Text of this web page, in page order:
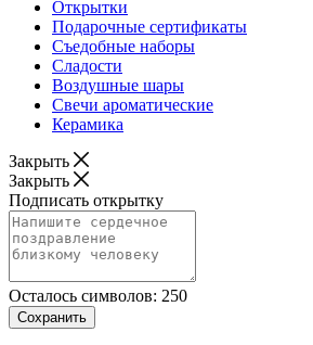
Открытки
Подарочные сертификаты
Съедобные наборы
Сладости
Воздушные шары
Свечи ароматические
Керамика
Закрыть
Закрыть
Подписать открытку
Осталось символов: 250
Сохранить